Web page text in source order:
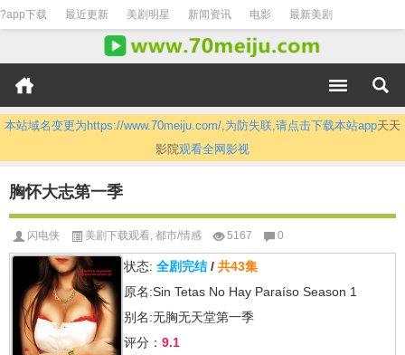
?app下载 最近更新 美剧明星 新闻资讯 电影 最新美剧
本站域名变更为https://www.70meiju.com/,为防失联,请点击下载本站app天天
影院观看全网影视
胸怀大志第一季
闪电侠 美剧下载观看, 都市/情感 5167 0
状态: 全剧完结/ 共43集
原名:Sin Tetas No Hay Paraíso Season 1
别名:无胸无天堂第一季
评分： 9.1